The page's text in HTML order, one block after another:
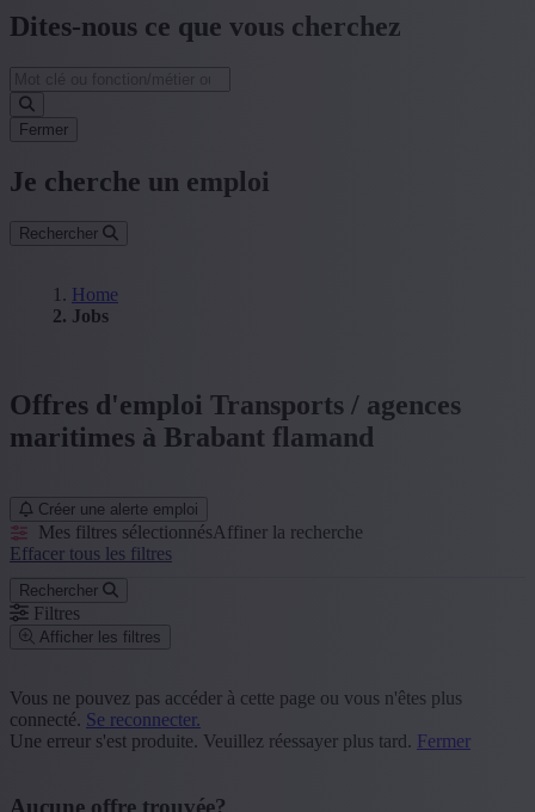
Dites-nous ce que vous cherchez
Fermer
Je cherche un emploi
Rechercher
Home
Jobs
Offres d'emploi Transports / agences
maritimes à Brabant flamand
Créer une alerte emploi
Mes filtres sélectionnésAffiner la recherche
Effacer tous les filtres
Rechercher
Filtres
Afficher les filtres
Vous ne pouvez pas accéder à cette page ou vous n'êtes plus
connecté. Se reconnecter.
Une erreur s'est produite. Veuillez réessayer plus tard. Fermer
Aucune offre trouvée?